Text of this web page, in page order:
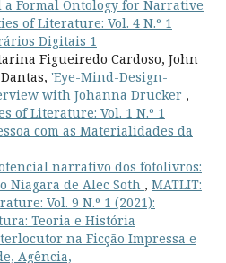
a Formal Ontology for Narrative
of Literature: Vol. 4 N.º 1
Digitais 1
Figueiredo Cardoso, John
'Eye-Mind-Design-
with Johanna Drucker ,
of Literature: Vol. 1 N.º 1
com as Materialidades da
narrativo dos fotolivros:
Niagara de Alec Soth , MATLIT:
Vol. 9 N.º 1 (2021):
Teoria e História
na Ficção Impressa e
Agência,